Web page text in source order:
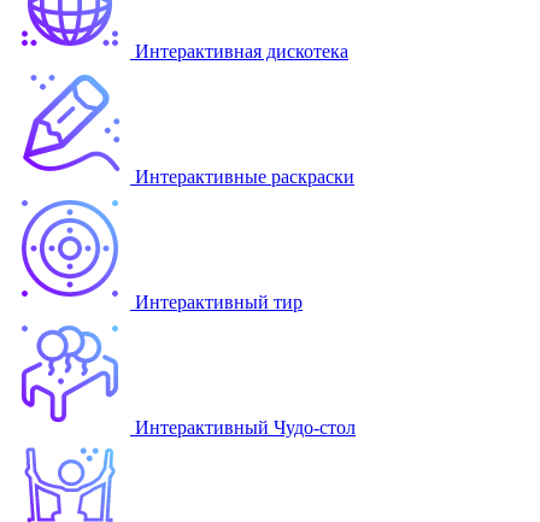
Интерактивная дискотека
Интерактивные раскраски
Интерактивный тир
Интерактивный Чудо-стол